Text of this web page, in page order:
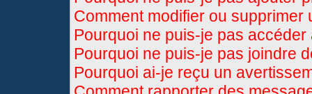
Comment modifier ou supprimer
Pourquoi ne puis-je pas accéder
Pourquoi ne puis-je pas joindre
Pourquoi ai-je reçu un